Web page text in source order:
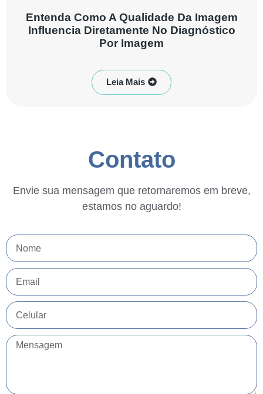
Entenda Como A Qualidade Da Imagem
Influencia Diretamente No Diagnóstico
Por Imagem
Leia Mais
Contato
Envie sua mensagem que retornaremos em breve,
estamos no aguardo!